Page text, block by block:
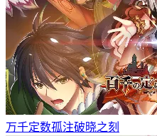
万千定数孤注破晓之刻